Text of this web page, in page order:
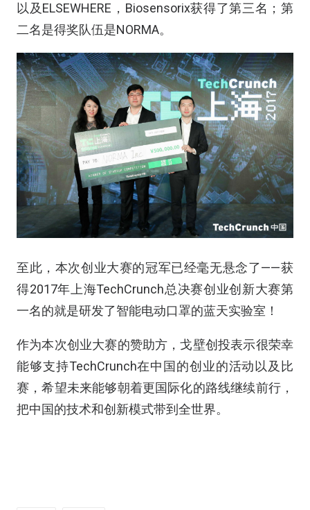
以及ELSEWHERE，Biosensorix获得了第三名；第
二名是得奖队伍是NORMA。
至此，本次创业大赛的冠军已经毫无悬念了——获
得2017年上海TechCrunch总决赛创业创新大赛第
一名的就是研发了智能电动口罩的蓝天实验室！
作为本次创业大赛的赞助方，戈壁创投表示很荣幸
能够支持TechCrunch在中国的创业的活动以及比
赛，希望未来能够朝着更国际化的路线继续前行，
把中国的技术和创新模式带到全世界。